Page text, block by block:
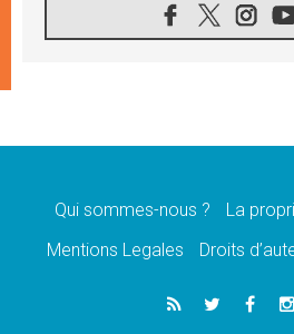
08.08.2026
Léon XIV au
08.08.2026
08.08.2026
catholiques
Au Bangladesh,
Dalits sur le chemin
Qui sommes-nous ? La
Mentions Legales
Droits